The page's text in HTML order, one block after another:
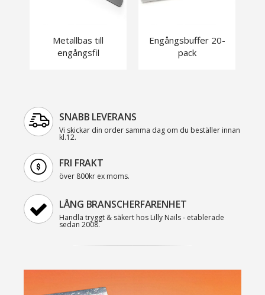
Metallbas till
engångsfil
Engångsbuffer 20-
pack
SNABB LEVERANS
Vi skickar din order samma dag om du beställer innan
kl.12.
FRI FRAKT
över 800kr ex moms.
LÅNG BRANSCHERFARENHET
Handla tryggt & säkert hos Lilly Nails - etablerade
sedan 2008.